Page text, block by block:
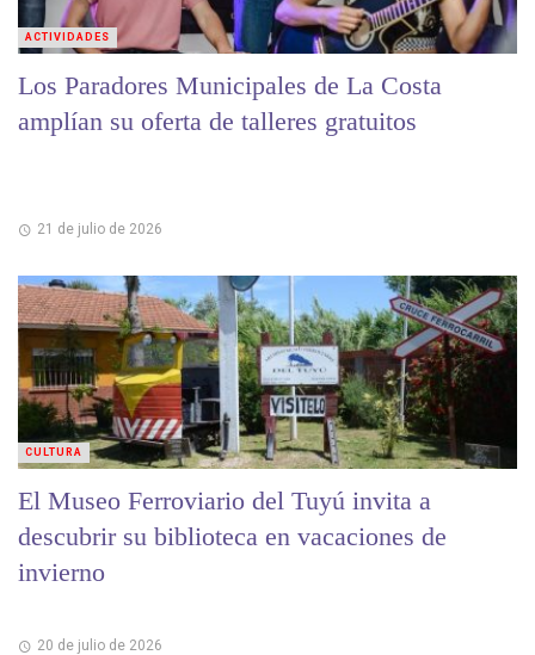
Los Paradores Municipales de La Costa
amplían su oferta de talleres gratuitos
21 de julio de 2026
ACTIVIDADES
El Museo Ferroviario del Tuyú invita a
descubrir su biblioteca en vacaciones de
invierno
20 de julio de 2026
CULTURA